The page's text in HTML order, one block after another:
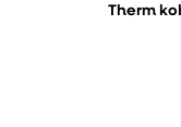
Therm